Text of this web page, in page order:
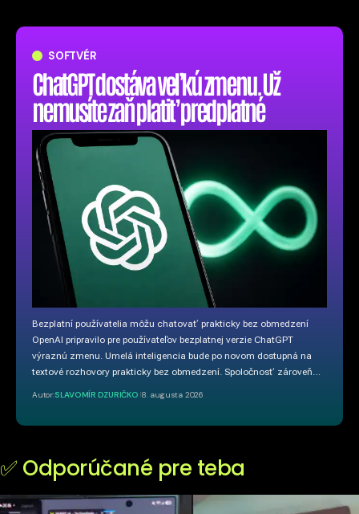
SOFTVÉR
ChatGPT dostáva veľkú zmenu. Už
nemusíte zaň platiť predplatné
Bezplatní používatelia môžu chatovať prakticky bez obmedzení
OpenAI pripravilo pre používateľov bezplatnej verzie ChatGPT
výraznú zmenu. Umelá inteligencia bude po novom dostupná na
textové rozhovory prakticky bez obmedzení. Spoločnosť zároveň…
Autor:SLAVOMÍR DZURIČKO 8. augusta 2026
✅ Odporúčané pre teba